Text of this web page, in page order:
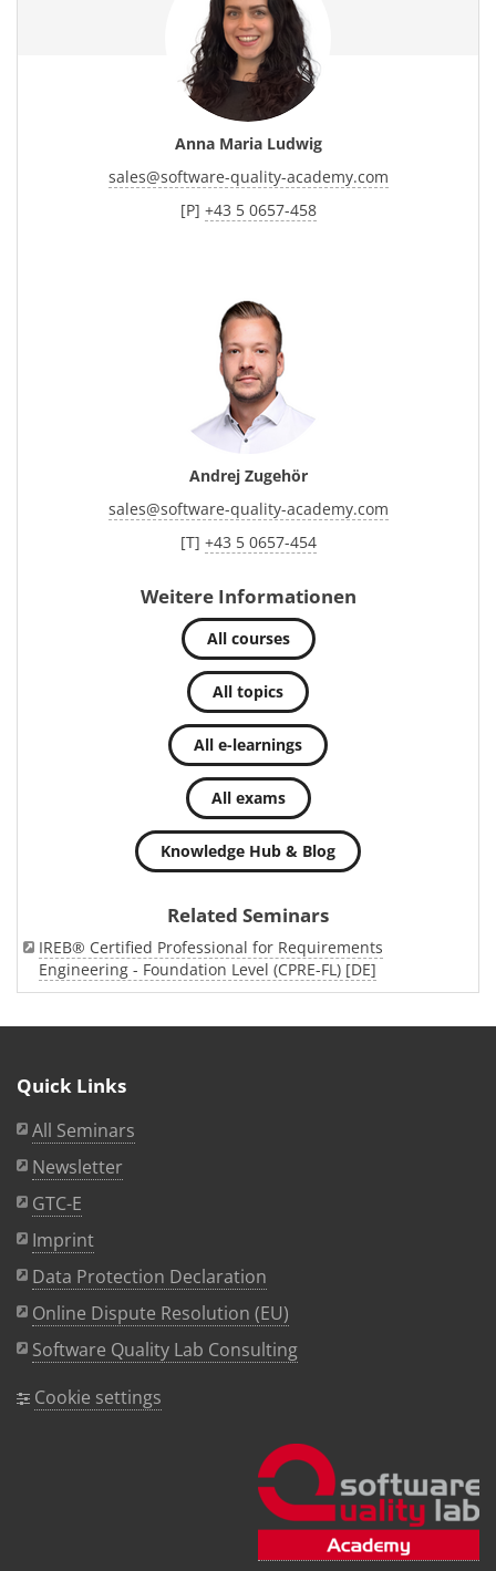
Anna Maria Ludwig
sales@software-quality-academy.com
[P] +43 5 0657-458
Andrej Zugehör
sales@software-quality-academy.com
[T] +43 5 0657-454
Weitere Informationen
All courses
All topics
All e-learnings
All exams
Knowledge Hub & Blog
Related Seminars
IREB® Certified Professional for Requirements
Engineering - Foundation Level (CPRE-FL) [DE]
Quick Links
All Seminars
Newsletter
GTC-E
Imprint
Data Protection Declaration
Online Dispute Resolution (EU)
Software Quality Lab Consulting
Cookie settings